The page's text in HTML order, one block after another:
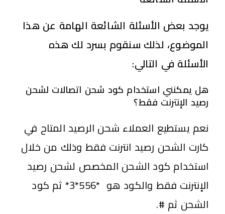
يوجد بعض الأسئلة الشائعة الهامة عن هذا
الموضوع، لذلك سنقوم بسرد لك هذه
الأسئلة في التالي:
هل يمكنني استخدام كود شحن اتصالات لشحن
رصيد الإنترنت فقط؟
نعم يستطيع العملاء شحن الرصيد المتاح في
كارت الشحن رصيد انترنت فقط وذلك من خلال
استخدام كود الشحن المخصص لشحن رصيد
الإنترنت فقط والكود هو *556*3* ثم كود
الشحن ثم #.